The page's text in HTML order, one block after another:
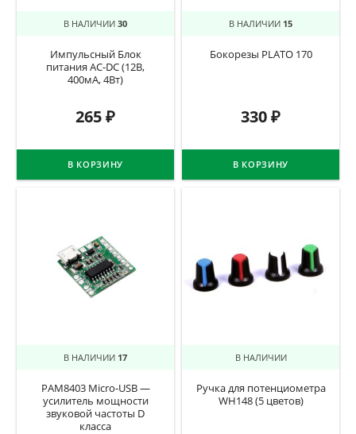
В НАЛИЧИИ 30
Импульсный Блок
питания AC-DC (12В,
400мА, 4Вт)
265₽
В КОРЗИНУ
В НАЛИЧИИ 15
Бокорезы PLATO 170
330₽
В КОРЗИНУ
В НАЛИЧИИ 17
PAM8403 Micro-USB —
усилитель мощности
звуковой частоты D
класса
В НАЛИЧИИ
Ручка для потенциометра
WH148 (5 цветов)